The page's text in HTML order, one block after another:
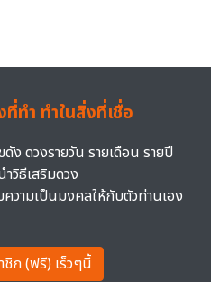
ทำ ทำในสิ่งที่เชื่อ
ง ดวงรายวัน รายเดือน รายปี
วิธีเสริมดวง
วามเป็นมงคลให้กับตัวท่านเอง
ก (ฟรี) เร็วๆนี้